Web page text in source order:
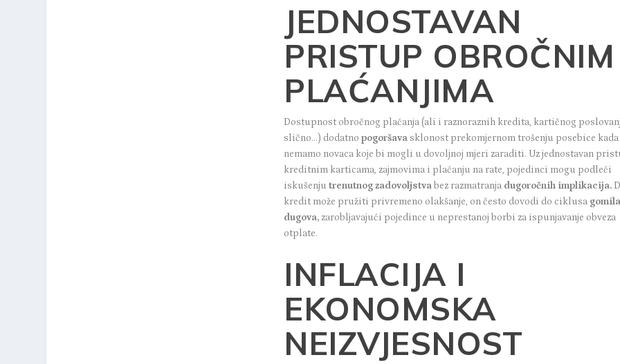
JEDNOSTAVAN
PRISTUP OBROČNIM
PLAĆANJIMA
Dostupnost obročnog plaćanja (ali i raznoraznih kredita, kartičnog
slično…) dodatno pogoršava sklonost prekomjernom trošenju posebice kada
nemamo novaca koje bi mogli u dovoljnoj mjeri zaraditi. Uz jednostavan
kreditnim karticama, zajmovima i plaćanju na rate, pojedinci mogu podleći
iskušenju trenutnog zadovoljstva bez razmatranja dugoročnih implikacija.
kredit može pružiti privremeno olakšanje, on često dovodi do ciklusa
dugova, zarobljavajući pojedince u neprestanoj borbi za ispunjavanje obveza
otplate.
INFLACIJA I
EKONOMSKA
NEIZVJESNOST